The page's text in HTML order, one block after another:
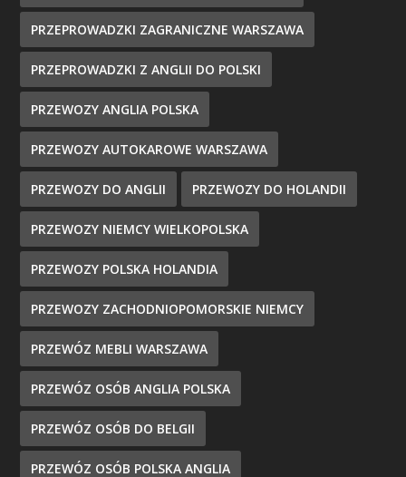
PRZEPROWADZKI ZAGRANICZNE WARSZAWA
PRZEPROWADZKI Z ANGLII DO POLSKI
PRZEWOZY ANGLIA POLSKA
PRZEWOZY AUTOKAROWE WARSZAWA
PRZEWOZY DO ANGLII PRZEWOZY DO HOLANDII
PRZEWOZY NIEMCY WIELKOPOLSKA
PRZEWOZY POLSKA HOLANDIA
PRZEWOZY ZACHODNIOPOMORSKIE NIEMCY
PRZEWÓZ MEBLI WARSZAWA
PRZEWÓZ OSÓB ANGLIA POLSKA
PRZEWÓZ OSÓB DO BELGII
PRZEWÓZ OSÓB POLSKA ANGLIA